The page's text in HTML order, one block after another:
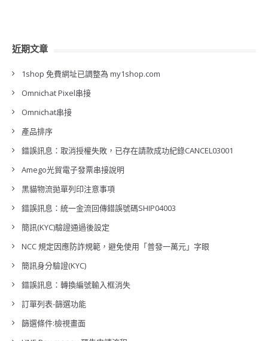
近期文章
1shop 免費網址已調整為 my1shop.com
Omnichat Pixel串接
Omnichat串接
產品排序
錯誤訊息：取消授權失敗，已存在請款成功紀錄CANCEL03001
Amego光貿電子發票串接說明
黑貓物流拋單列印注意事項
錯誤訊息：統一金流回傳錯誤號碼SHIP04003
簡訊(KYC)驗證通過後設定
NCC 規定因應防詐規範，避免使用「普發一萬元」字眼
簡訊身分驗證(KYC)
錯誤訊息：轉換編號輸入框消失
訂單列表-篩選功能
篩選條件:檢視畫面